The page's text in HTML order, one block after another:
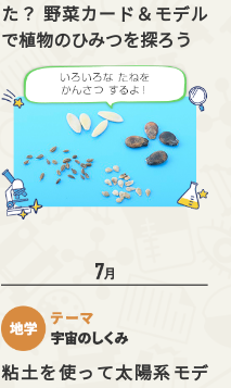
た？ 野菜カード＆モデル
で植物のひみつを探ろう
粘土を使って太陽系モデ